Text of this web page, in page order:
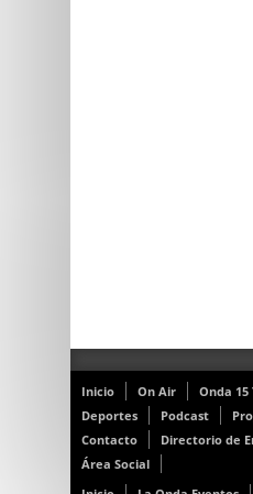
Inicio On Air Onda 15
Deportes
Podcast
Contacto
Directorio de
Área Social